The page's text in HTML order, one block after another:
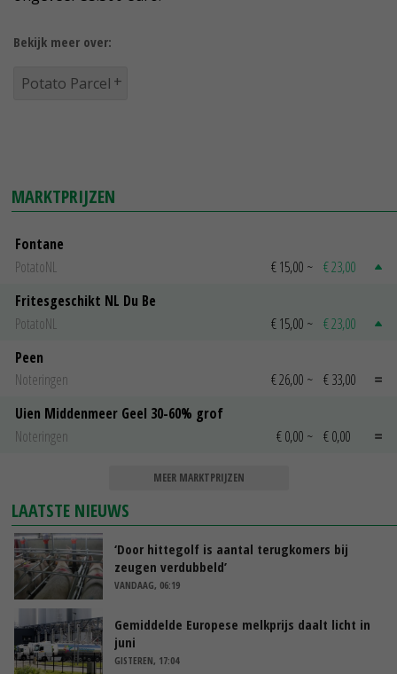
Bekijk meer over:
Potato Parcel
MARKTPRIJZEN
Fontane
PotatoNL
€ 15,00 ~ € 23,00
Fritesgeschikt NL Du Be
PotatoNL
€ 15,00 ~ € 23,00
Peen
Noteringen
€ 26,00 ~ € 33,00
Uien Middenmeer Geel 30-60% grof
Noteringen
€ 0,00 ~ € 0,00
MEER MARKTPRIJZEN
LAATSTE NIEUWS
‘Door hittegolf is aantal terugkomers bij
zeugen verdubbeld’
VANDAAG, 06:19
Gemiddelde Europese melkprijs daalt licht in
juni
GISTEREN, 17:04